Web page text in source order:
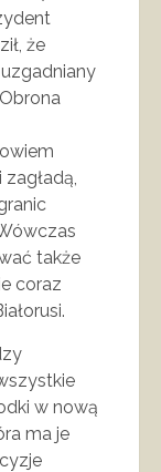
że
także
coraz
w nową
ma je